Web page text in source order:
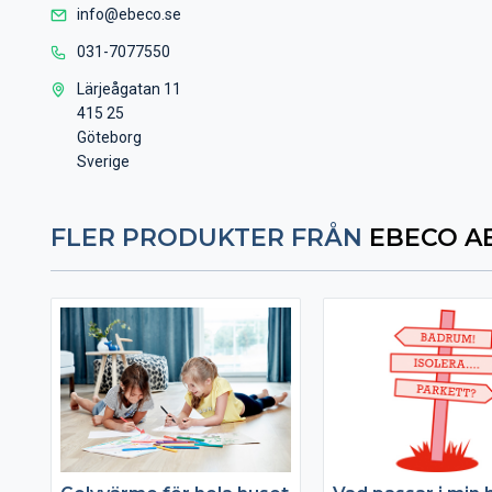
info@ebeco.se
031-7077550
Lärjeågatan 11
415 25
Göteborg
Sverige
FLER PRODUKTER FRÅN EBECO